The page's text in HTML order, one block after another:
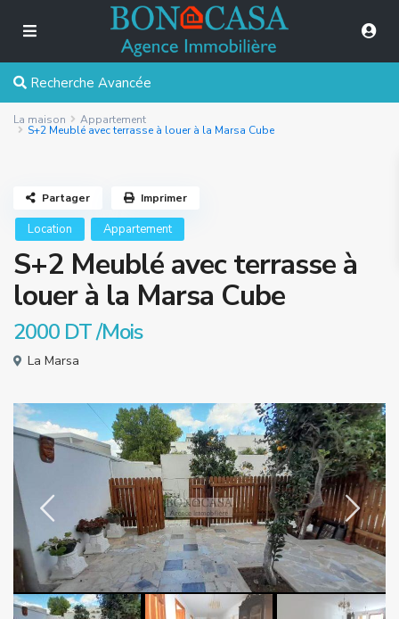
Recherche Avancée
La maison Appartement
S+2 Meublé avec terrasse à louer à la Marsa Cube
Location Appartement
S+2 Meublé avec terrasse à
louer à la Marsa Cube
2000 DT/Mois
La Marsa
Partager Imprimer